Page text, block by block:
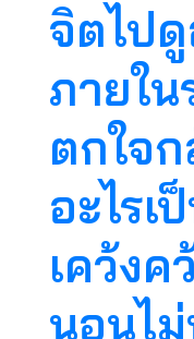
จิตไป
ภายใน
ตกใจ
อะไรเ
เคว้งค
นอนไ